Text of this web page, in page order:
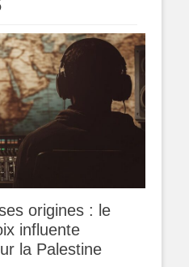
origines : le
influente
la Palestine